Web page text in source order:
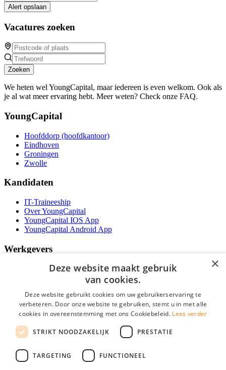
Alert opslaan
Vacatures zoeken
Zoeken
We heten wel YoungCapital, maar iedereen is even welkom. Ook als
je al wat meer ervaring hebt. Meer weten? Check onze FAQ.
YoungCapital
Hoofddorp (hoofdkantoor)
Eindhoven
Groningen
Zwolle
Kandidaten
IT-Traineeship
Over YoungCapital
YoungCapital IOS App
YoungCapital Android App
Werkgevers
Het concept
Contractvormen
Brochure aanvragen
Vacature aanmelden
F.A.Q.
Social
×
Deze website maakt gebruik
van cookies.
Deze website gebruikt cookies om uw gebruikerservaring te
verbeteren. Door onze website te gebruiken, stemt u in met alle
cookies in overeenstemming met ons Cookiebeleid. Lees verder
STRIKT NOODZAKELIJK PRESTATIE
TARGETING FUNCTIONEEL